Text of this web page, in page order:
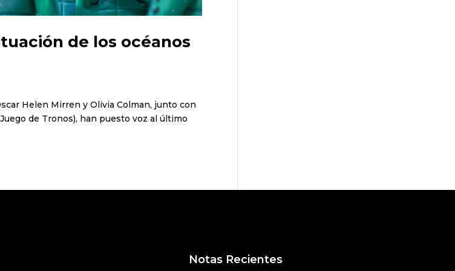
de los océanos
Helen Mirren y Olivia Colman, junto con
de Tronos), han puesto voz al último
Notas Recientes